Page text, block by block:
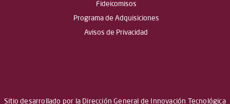
Fideicomisos
Programa de Adquisiciones
Avisos de Privacidad
Sitio desarrollado por la Dirección General de Innovación Tecnológica